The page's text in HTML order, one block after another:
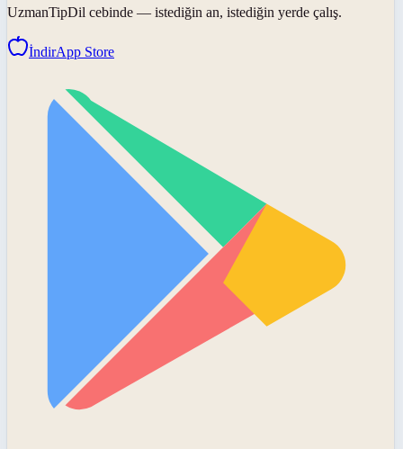
UzmanTipDil cebinde — istediğin an, istediğin yerde çalış.
İndirApp Store